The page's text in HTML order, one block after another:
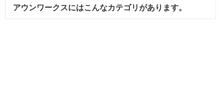
アウンワークスにはこんなカテゴリがあります。